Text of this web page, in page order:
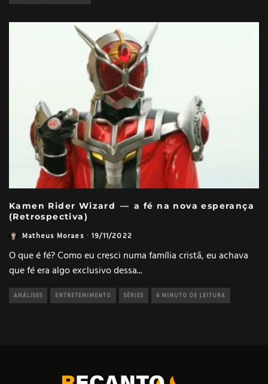
Kamen Rider Wizard — a fé na nova esperança
(Retrospectiva)
Matheus Moraes · 19/11/2022
O que é fé? Como eu cresci numa família cristã, eu achava
que fé era algo exclusivo dessa...
ANÁLISES ENTRETENIMENTO SÉRIES 6 MINUTO DE LEITURA